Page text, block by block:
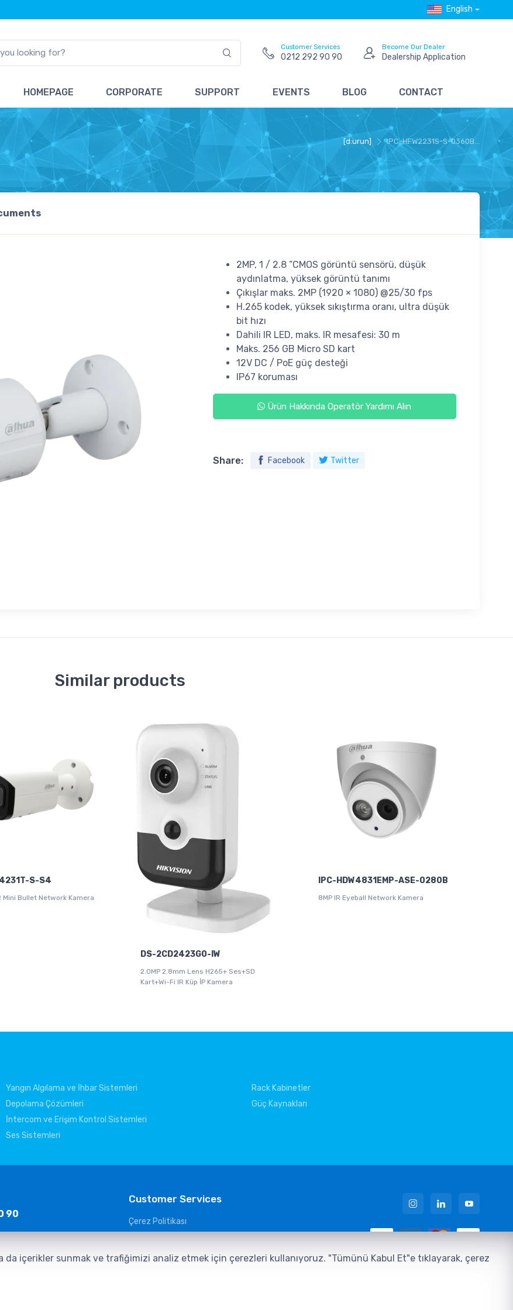
English
Customer Services
0212 292 90 90
Become Our Dealer
Dealership Application
HOMEPAGE CORPORATE SUPPORT EVENTS BLOG CONTACT
[d:urun] IPC-HFW2231S-S-0360B...
2MP, 1 / 2.8 ”CMOS görüntü sensörü, düşük
aydınlatma, yüksek görüntü tanımı
Çıkışlar maks. 2MP (1920 × 1080) @25/30 fps
H.265 kodek, yüksek sıkıştırma oranı, ultra düşük
bit hızı
Dahili IR LED, maks. IR mesafesi: 30 m
Maks. 256 GB Micro SD kart
12V DC / PoE güç desteği
IP67 koruması
Ürün Hakkında Operatör Yardımı Alın
Share: Facebook Twitter
Similar products
S-S4
Mini Bullet Network Kamera
DS-2CD2423G0-IW
2.0MP 2.8mm Lens H265+ Ses+SD
Kart+Wi-Fi IR Küp İP Kamera
IPC-HDW4831EMP-ASE-0280B
8MP IR Eyeball Network Kamera
Yangın Algılama ve İhbar Sistemleri
Depolama Çözümleri
İntercom ve Erişim Kontrol Sistemleri
Ses Sistemleri
Rack Kabinetler
Güç Kaynakları
90
Customer Services
Çerez Politikası
Güvenlik Kameraları Aydınlatma Metni
içerikler sunmak ve trafiğimizi analiz etmek için çerezleri kullanıyoruz. "Tümünü Kabul Et"e tıklayarak, çerez